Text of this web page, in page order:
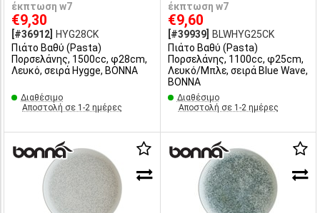
έκπτωση w7
€9,30
[#36912]
HYG28CK
Πιάτο Βαθύ (Pasta)
Πορσελάνης, 1500cc, φ28cm,
Λευκό, σειρά Hygge, BONNA
Διαθέσιμο
Αποστολή σε 1-2 ημέρες
έκπτωση w7
€9,60
[#39939]
BLWHYG25CK
Πιάτο Βαθύ (Pasta)
Πορσελάνης, 1100cc, φ25cm,
Λευκό/Μπλε, σειρά Blue Wave,
BONNA
Διαθέσιμο
Αποστολή σε 1-2 ημέρες